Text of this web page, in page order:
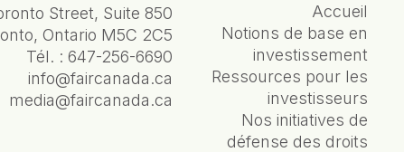
Street, Suite 850
Ontario M5C 2C5
Tél. :647-256-6690
info@faircanada.ca
media@faircanada.ca
Accueil
Notions de base en
investissement
Ressources pour les
investisseurs
Nos initiatives de
défense des droits